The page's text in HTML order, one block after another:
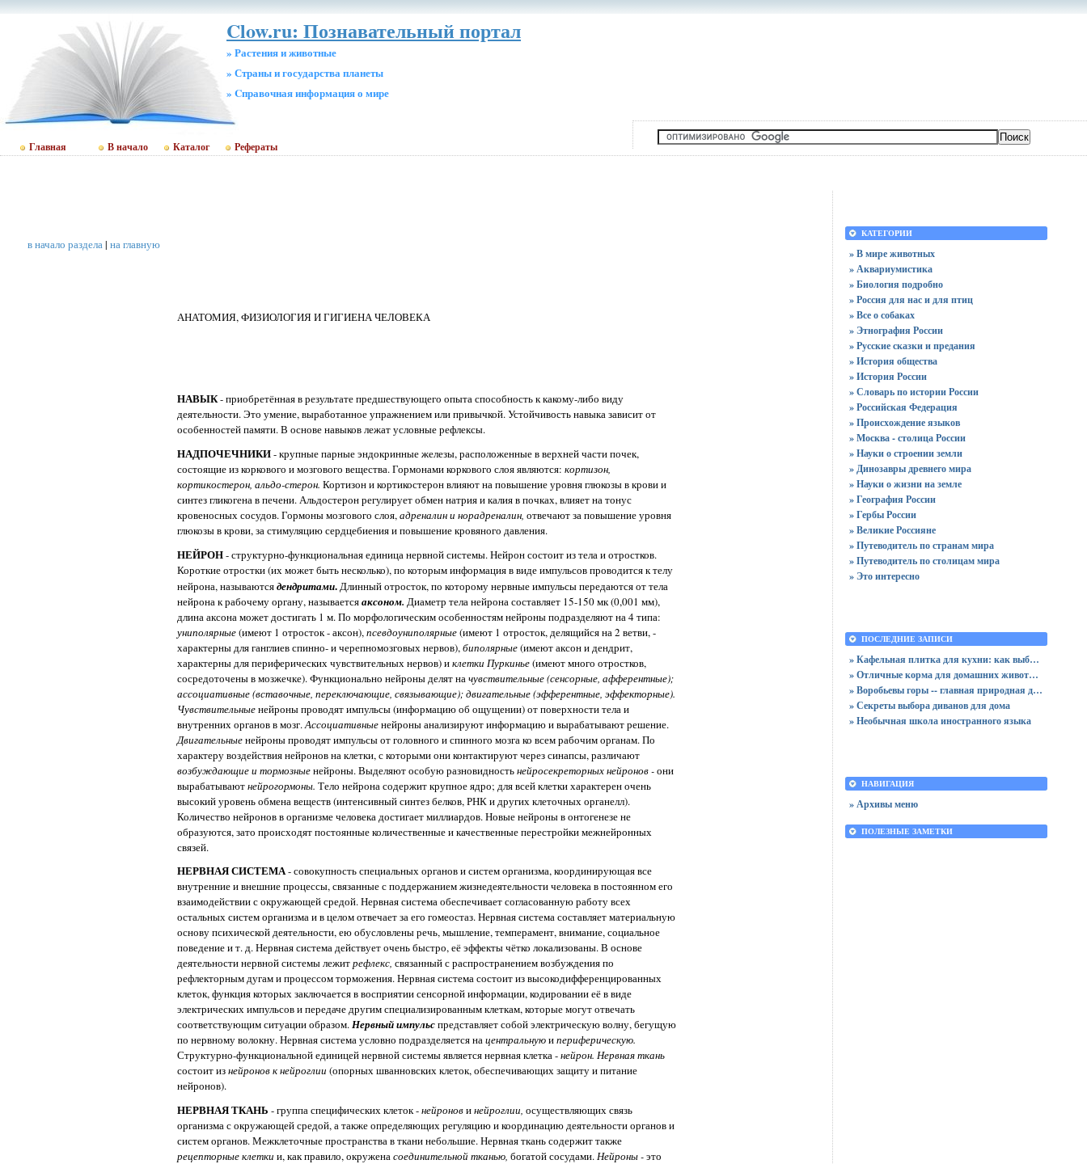
Clow.ru: Познавательный портал
» Растения и животные
» Страны и государства планеты
» Cправочная информация о мире
Главная В начало Каталог Рефераты
в начало раздела| на главную
АНАТОМИЯ, ФИЗИОЛОГИЯ И ГИГИЕНА ЧЕЛОВЕКА
НАВЫК- приобретённая в результате предшествующего опыта способность к какому-либо виду
деятельности. Это умение, выработанное упражнением или привычкой. Устойчивость навыка зависит от
особенностей памяти. В основе навыков лежат условные рефлексы.
НАДПОЧЕЧНИКИ- крупные парные эндокринные железы, расположенные в верхней части почек,
состоящие из коркового и мозгового вещества. Гормонами коркового слоя являются: кортизон,
кортикостерон, альдо-стерон. Кортизон и кортикостерон влияют на повышение уровня глюкозы в крови и
синтез гликогена в печени. Альдостерон регулирует обмен натрия и калия в почках, влияет на тонус
кровеносных сосудов. Гормоны мозгового слоя,адреналин и норадреналин, отвечают за повышение уровня
глюкозы в крови, за стимуляцию сердцебиения и повышение кровяного давления.
НЕЙРОН- структурно-функциональная единица нервной системы. Нейрон состоит из тела и отростков.
Короткие отростки (их может быть несколько), по которым информация в виде импульсов проводится к телу
нейрона, называютсядендритами. Длинный отросток, по которому нервные импульсы передаются от тела
нейрона к рабочему органу, называетсяаксоном. Диаметр тела нейрона составляет 15-150 мк (0,001 мм),
длина аксона может достигать 1 м. По морфологическим особенностям нейроны подразделяют на 4 типа:
униполярные(имеют 1 отросток - аксон), псевдоуниполярные(имеют 1 отросток, делящийся на 2 ветви, -
характерны для ганглиев спинно- и черепномозговых нервов), биполярные(имеют аксон и дендрит,
характерны для периферических чувствительных нервов) иклетки Пуркинье(имеют много отростков,
сосредоточены в мозжечке). Функционально нейроны делят на чувствительные (сенсорные, афферентные);
ассоциативные (вставочные, переключающие, связывающие); двигательные (эфферентные, эффекторные).
Чувствительныенейроны проводят импульсы (информацию об ощущении) от поверхности тела и
внутренних органов в мозг. Ассоциативныенейроны анализируют информацию и вырабатывают решение.
Двигательныенейроны проводят импульсы от головного и спинного мозга ко всем рабочим органам. По
характеру воздействия нейронов на клетки, с которыми они контактируют через синапсы, различают
возбуждающие и тормозныенейроны. Выделяют особую разновидностьнейросекреторных нейронов -они
вырабатываютнейрогормоны. Тело нейрона содержит крупное ядро; для всей клетки характерен очень
высокий уровень обмена веществ (интенсивный синтез белков, РНК и других клеточных органелл).
Количество нейронов в организме человека достигает миллиардов. Новые нейроны в онтогенезе не
образуются, зато происходят постоянные количественные и качественные перестройки межнейронных
связей.
НЕРВНАЯ СИСТЕМА- совокупность специальных органов и систем организма, координирующая все
внутренние и внешние процессы, связанные с поддержанием жизнедеятельности человека в постоянном его
взаимодействии с окружающей средой. Нервная система обеспечивает согласованную работу всех
остальных систем организма и в целом отвечает за его гомеостаз. Нервная система составляет материальную
основу психической деятельности, ею обусловлены речь, мышление, темперамент, внимание, социальное
поведение и т. д. Нервная система действует очень быстро, её эффекты чётко локализованы. В основе
деятельности нервной системы лежитрефлекс, связанный с распространением возбуждения по
рефлекторным дугам и процессом торможения. Нервная система состоит из высокодифференцированных
клеток, функция которых заключается в восприятии сенсорной информации, кодировании её в виде
электрических импульсов и передаче другим специализированным клеткам, которые могут отвечать
соответствующим ситуации образом.Нервный импульспредставляет собой электрическую волну, бегущую
по нервному волокну. Нервная система условно подразделяется нацентральнуюипериферическую.
Структурно-функциональной единицей нервной системы является нервная клетка -нейрон. Нервная ткань
состоит изнейронов к нейроглии (опорных шванновских клеток, обеспечивающих защиту и питание
нейронов).
НЕРВНАЯ ТКАНЬ - группа специфических клеток -нейроновинейроглии, осуществляющих связь
организма с окружающей средой, а также определяющих регуляцию и координацию деятельности органов и
систем органов. Межклеточные пространства в ткани небольшие. Нервная ткань содержит также
рецепторные клетки и, как правило, окруженасоединительной тканью, богатой сосудами.Нейроны -это
КАТЕГОРИИ
» В мире животных
» Аквариумистика
» Биология подробно
» Россия для нас и для птиц
» Все о собаках
» Этнография России
» Русские сказки и предания
» История общества
» История России
» Словарь по истории России
» Российская Федерация
» Происхождение языков
» Москва - столица России
» Науки о строении земли
» Динозавры древнего мира
» Науки о жизни на земле
» География России
» Гербы России
» Великие Россияне
» Путеводитель по странам мира
» Путеводитель по столицам мира
» Это интересно
ПОСЛЕДНИЕ ЗАПИСИ
» Кафельная плитка для кухни: как выбрать практичную отделку
» Отличные корма для домашних животных
» Воробьевы горы -- главная природная достопримечательность Москвы
» Секреты выбора диванов для дома
» Необычная школа иностранного языка
НАВИГАЦИЯ
» Архивы меню
ПОЛЕЗНЫЕ ЗАМЕТКИ